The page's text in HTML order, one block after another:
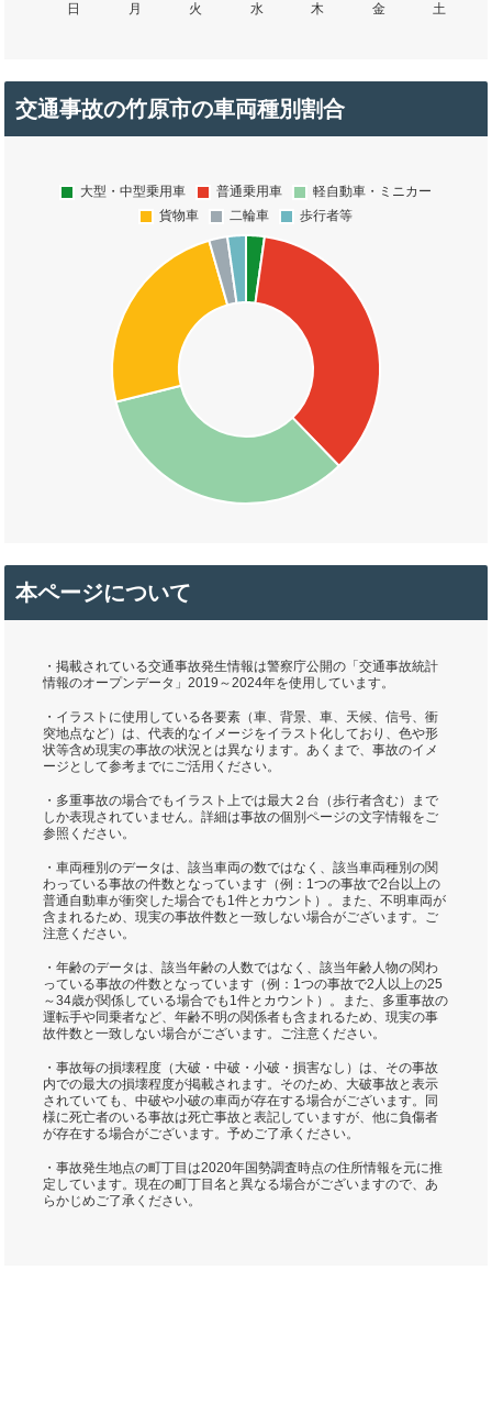
交通事故の竹原市の車両種別割合
本ページについて
・掲載されている交通事故発生情報は警察庁公開の「交通事故統計
情報のオープンデータ」2019～2024年を使用しています。
・イラストに使用している各要素（車、背景、車、天候、信号、衝
突地点など）は、代表的なイメージをイラスト化しており、色や形
状等含め現実の事故の状況とは異なります。あくまで、事故のイメ
ージとして参考までにご活用ください。
・多重事故の場合でもイラスト上では最大２台（歩行者含む）まで
しか表現されていません。詳細は事故の個別ページの文字情報をご
参照ください。
・車両種別のデータは、該当車両の数ではなく、該当車両種別の関
わっている事故の件数となっています（例：1つの事故で2台以上の
普通自動車が衝突した場合でも1件とカウント）。また、不明車両が
含まれるため、現実の事故件数と一致しない場合がございます。ご
注意ください。
・年齢のデータは、該当年齢の人数ではなく、該当年齢人物の関わ
っている事故の件数となっています（例：1つの事故で2人以上の25
～34歳が関係している場合でも1件とカウント）。また、多重事故の
運転手や同乗者など、年齢不明の関係者も含まれるため、現実の事
故件数と一致しない場合がございます。ご注意ください。
・事故毎の損壊程度（大破・中破・小破・損害なし）は、その事故
内での最大の損壊程度が掲載されます。そのため、大破事故と表示
されていても、中破や小破の車両が存在する場合がございます。同
様に死亡者のいる事故は死亡事故と表記していますが、他に負傷者
が存在する場合がございます。予めご了承ください。
・事故発生地点の町丁目は2020年国勢調査時点の住所情報を元に推
定しています。現在の町丁目名と異なる場合がございますので、あ
らかじめご了承ください。